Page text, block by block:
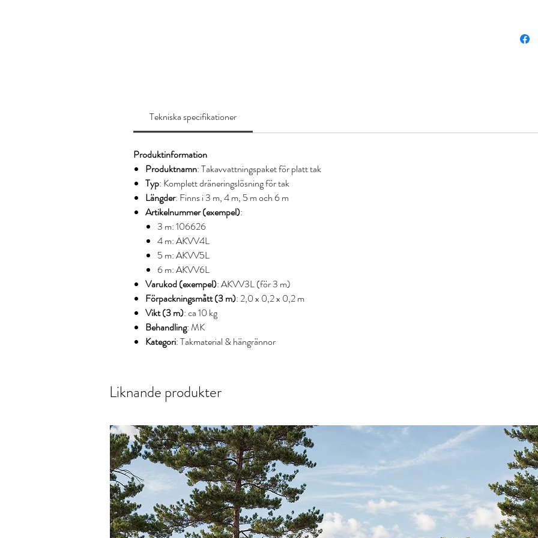
Tekniska specifikationer
Produktinformation
Produktnamn: Takavvattningspaket för platt tak
Typ: Komplett dräneringslösning för tak
Längder: Finns i 3 m, 4 m, 5 m och 6 m
Artikelnummer (exempel):
3 m: 106626
4 m: AKVV4L
5 m: AKVV5L
6 m: AKVV6L
Varukod (exempel): AKVV3L (för 3 m)
Förpackningsmått (3 m): 2,0 x 0,2 x 0,2 m
Vikt (3 m): ca 10 kg
Behandling: MK
Kategori: Takmaterial & hängrännor
Liknande produkter